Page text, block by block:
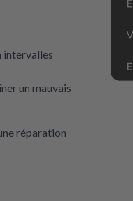
intervalles
un mauvais
réparation